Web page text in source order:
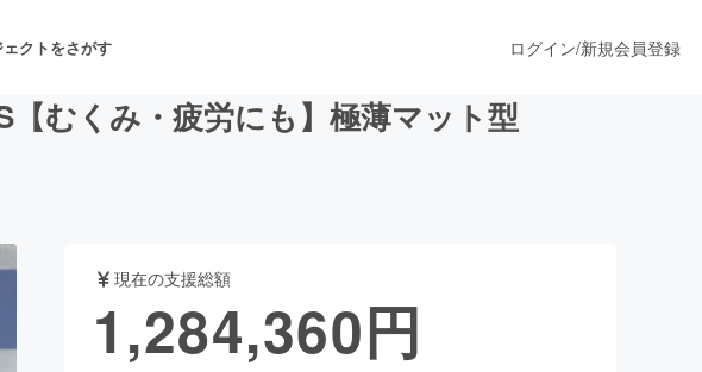
クトをさがす
・パフォーマンス
ド・飲食店 ファッション
ログイン/新規会員登録
むくみ・疲労にも】極薄マット型
現在の支援総額
1,284,360円